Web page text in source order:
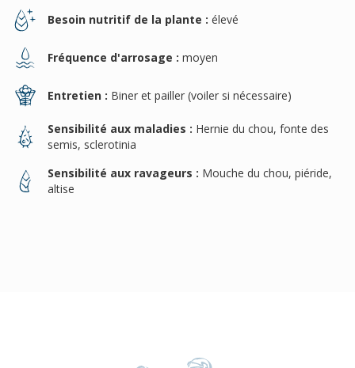
Besoin nutritif de la plante : élevé
Fréquence d'arrosage : moyen
Entretien : Biner et pailler (voiler si nécessaire)
Sensibilité aux maladies : Hernie du chou, fonte des
semis, sclerotinia
Sensibilité aux ravageurs : Mouche du chou, piéride,
altise